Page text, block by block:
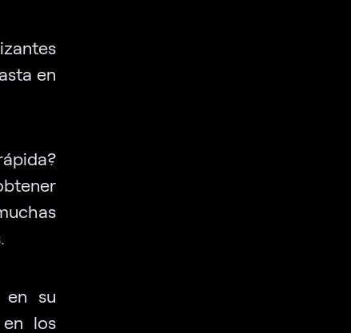
en
en su
los